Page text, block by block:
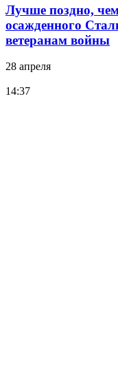
Лучше поздно,
осажденного
ветеранам войны
28 апреля
14:37